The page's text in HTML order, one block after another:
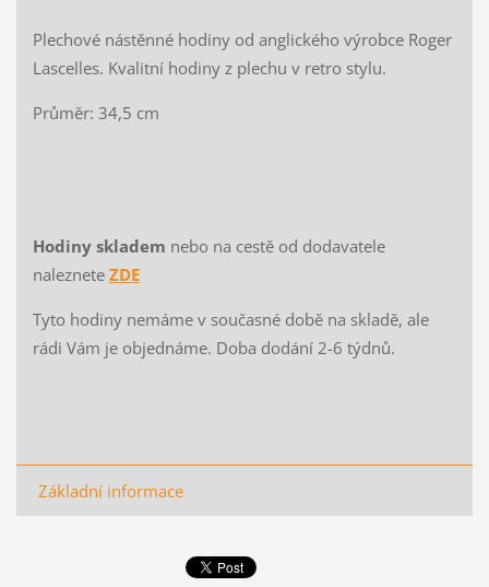
Plechové nástěnné hodiny od anglického výrobce Roger
Lascelles. Kvalitní hodiny z plechu v retro stylu.
Průměr: 34,5 cm
Hodiny skladem nebo na cestě od dodavatele
naleznete ZDE
Tyto hodiny nemáme v současné době na skladě, ale
rádi Vám je objednáme. Doba dodání 2-6 týdnů.
Základní informace